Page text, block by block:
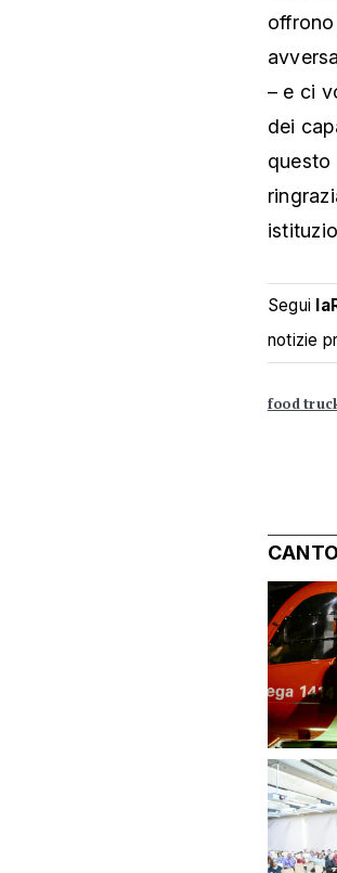
– e ci
dei
questo
Segui
notizie
food